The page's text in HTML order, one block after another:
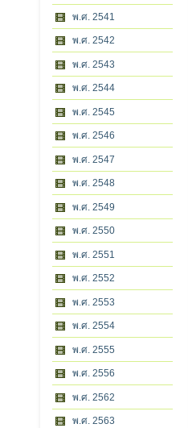
พ.ศ. 2541
พ.ศ. 2542
พ.ศ. 2543
พ.ศ. 2544
พ.ศ. 2545
พ.ศ. 2546
พ.ศ. 2547
พ.ศ. 2548
พ.ศ. 2549
พ.ศ. 2550
พ.ศ. 2551
พ.ศ. 2552
พ.ศ. 2553
พ.ศ. 2554
พ.ศ. 2555
พ.ศ. 2556
พ.ศ. 2562
พ.ศ. 2563